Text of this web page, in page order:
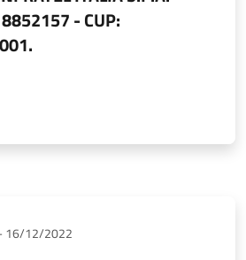
- CUP:
16/12/2022